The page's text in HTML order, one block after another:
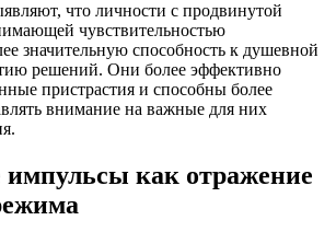
что личности с продвинутой
чувствительностью
значительную способность к душевной
решений. Они более эффективно
пристрастия и способны более
внимание на важные для них
как отражение